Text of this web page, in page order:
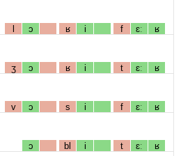
l ɔ ʁ i f ɛː ʁ
ʒ ɔ ʁ i t ɛː ʁ
v ɔ s i f ɛː ʁ
ɔ bl i t ɛː ʁ